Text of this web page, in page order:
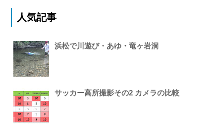
人気記事
浜松で川遊び・あゆ・竜ヶ岩洞
サッカー高所撮影その2 カメラの比較